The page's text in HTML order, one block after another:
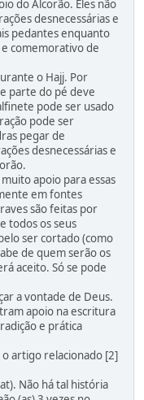
do Alcorão. Eles não
desnecessárias e
pedantes enquanto
comemorativo de
o Hajj. Por
parte do pé deve
pode ser usado
pode ser
pegar de
desnecessárias e
apoio para essas
em fontes
são feitas por
todos os seus
ser cortado (como
de quem serão os
aceito. Só se pode
a vontade de Deus.
apoio na escritura
e prática
o artigo relacionado [2]
Não há tal história